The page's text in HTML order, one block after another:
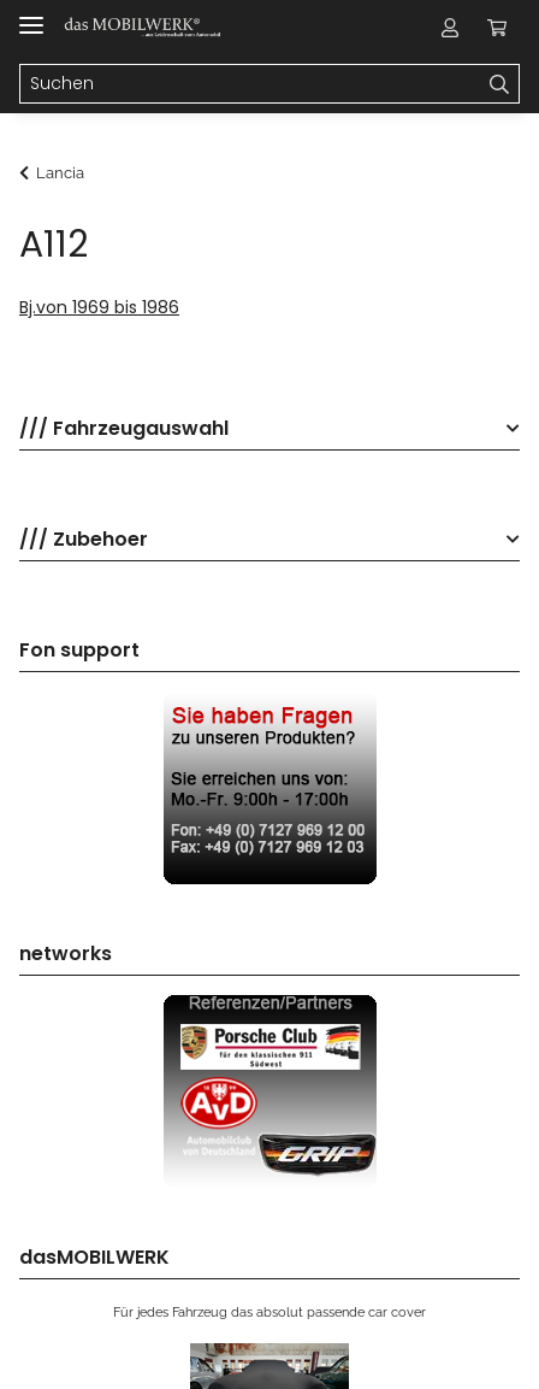
Lancia
A112
Bj.von 1969 bis 1986
/// Fahrzeugauswahl
/// Zubehoer
Fon support
networks
dasMOBILWERK
Für jedes Fahrzeug das absolut passende car cover